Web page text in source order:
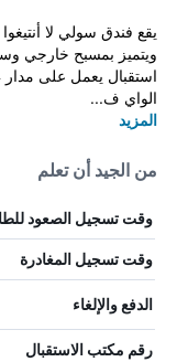
ويتميز بمسبح خارجي
الواي ف...
المزيد
من الجيد أن تعلم
وقت تسجيل الصعود
وقت تسجيل المغادرة
الدفع والإلغاء
رقم مكتب الاستقبال